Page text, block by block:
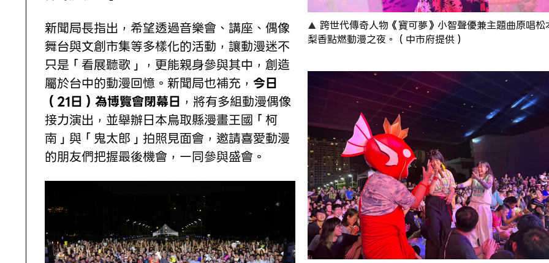
新聞局長指出，希望透過音樂會、講座、偶像
舞台與文創市集等多樣化的活動，讓動漫迷不
只是「看展聽歌」，更能親身參與其中，創造
屬於台中的動漫回憶。新聞局也補充， 今日
（21日）為博覽會閉幕日 ，將有多組動漫偶像
接力演出，並舉辦日本鳥取縣漫畫王國「柯
南」與「鬼太郎」拍照見面會，邀請喜愛動漫
的朋友們把握最後機會，一同參與盛會。
跨世代傳奇人物《寶可夢》小智聲優兼主題曲原唱松
梨香點燃動漫之夜。（中市府提供）